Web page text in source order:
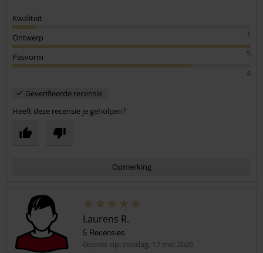
Kwaliteit
1
Ontwerp
5
Pasvorm
4
Geverifieerde recensie
Heeft deze recensie je geholpen?
Opmerking
Laurens R.
5 Recensies
Gepost op: zondag, 17 mei 2026